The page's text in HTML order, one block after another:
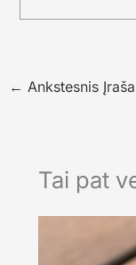
← Ankstesnis
Tai pat